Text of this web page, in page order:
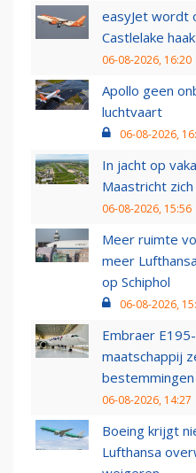
easyJet wordt
Castlelake
06-08-2026, 16:20
Apollo geen
luchtvaart
06-08-2026,
In jacht op
Maastricht zich
06-08-2026, 15:56
Meer ruimte
meer
op Schiphol
06-08-2026,
Embraer
maatschappij
bestemmingen
06-08-2026, 14:27
Boeing krijgt
Lufthansa